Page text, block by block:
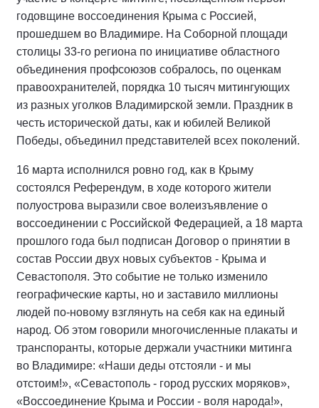
годовщине воссоединения Крыма с Россией,
прошедшем во Владимире. На Соборной площади
столицы 33-го региона по инициативе областного
объединения профсоюзов собралось, по оценкам
правоохранителей, порядка 10 тысяч митингующих
из разных уголков Владимирской земли. Праздник в
честь исторической даты, как и юбилей Великой
Победы, объединил представителей всех поколений.
16 марта исполнился ровно год, как в Крыму
состоялся Референдум, в ходе которого жители
полуострова выразили свое волеизъявление о
воссоединении с Российской Федерацией, а 18 марта
прошлого года был подписан Договор о принятии в
состав России двух новых субъектов - Крыма и
Севастополя. Это событие не только изменило
географические карты, но и заставило миллионы
людей по-новому взглянуть на себя как на единый
народ. Об этом говорили многочисленные плакаты и
транспоранты, которые держали участники митинга
во Владимире: «Наши деды отстояли - и мы
отстоим!», «Севастополь - город русских моряков»,
«Воссоединение Крыма и России - воля народа!»,